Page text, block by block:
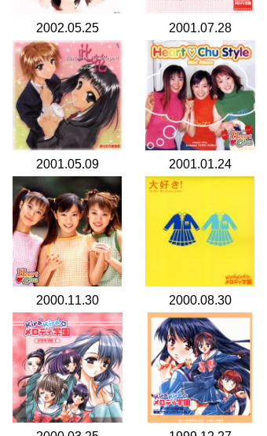
2002.05.25 2001.07.28
2001.05.09 2001.01.24
2000.11.30 2000.08.30